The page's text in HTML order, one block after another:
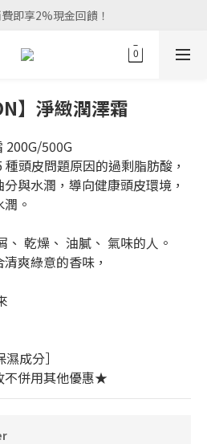
即享2%現金回饋！
】淨緻潤澤霜
200G/500G
頭皮問題原因的過剩脂肪酸，
與水潤，導向健康頭皮環境，
。
乾燥、 油膩、 氣味的人。
爽綠意的香味，
成分］
不併用其他優惠★